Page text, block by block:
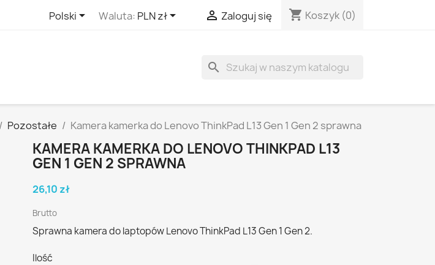
Polski Waluta: PLN zł  Zaloguj się shopping_cart Koszyk (0)
search
Pozostałe Kamera kamerka do Lenovo ThinkPad L13 Gen 1 Gen 2 sprawna
KAMERA KAMERKA DO LENOVO THINKPAD L13
GEN 1 GEN 2 SPRAWNA
26,10 zł
Brutto
Sprawna kamera do laptopów Lenovo ThinkPad L13 Gen 1 Gen 2.
Ilość